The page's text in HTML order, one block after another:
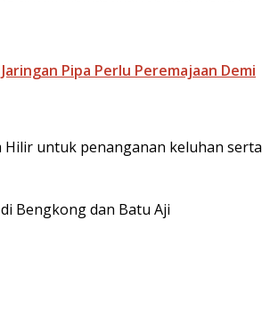
Pipa Perlu Peremajaan Demi
untuk penanganan keluhan serta
Bengkong dan Batu Aji